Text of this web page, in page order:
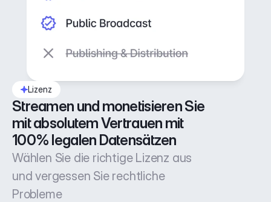
Lizenz
Streamen und monetisieren Sie
mit absolutem Vertrauen mit
100% legalen Datensätzen
Wählen Sie die richtige Lizenz aus
und vergessen Sie rechtliche
Probleme